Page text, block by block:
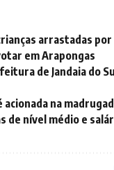
arrastadas
em Arapongas
de Jandaia do
na
nível médio e